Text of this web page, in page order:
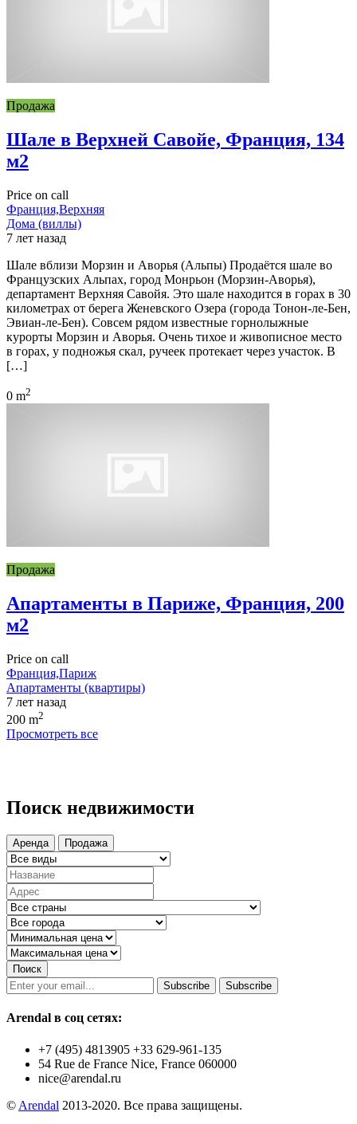
Продажа
Шале в Верхней Савойе, Франция, 134
м2
Price on call
Франция,Верхняя
Дома (виллы)
7 лет назад
Шале вблизи Морзин и Аворья (Альпы) Продаётся шале во
Французских Альпах, город Монрьон (Морзин-Аворья),
департамент Верхняя Савойя. Это шале находится в горах в 30
километрах от берега Женевского Озера (города Тонон-ле-Бен,
Эвиан-ле-Бен). Совсем рядом известные горнолыжные
курорты Морзин и Аворья. Очень тихое и живописное место
в горах, у подножья скал, ручеек протекает через участок. В
[…]
0 m2
Продажа
Апартаменты в Париже, Франция, 200
м2
Price on call
Франция,Париж
Апартаменты (квартиры)
7 лет назад
200 m2
Просмотреть все
Поиск недвижимости
Аренда Продажа
Поиск
Subscribe
Subscribe
Arendal в соц сетях:
+7 (495) 4813905 +33 629-961-135
54 Rue de France Nice, France 060000
nice@arendal.ru
© Arendal 2013-2020. Все права защищены.